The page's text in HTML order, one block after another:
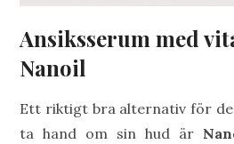
Ansiksserum med
Nanoil
Ett riktigt bra alternativ för
ta hand om sin hud är